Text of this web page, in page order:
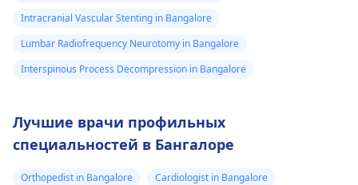
Intracranial Vascular Stenting in Bangalore
Lumbar Radiofrequency Neurotomy in Bangalore
Interspinous Process Decompression in Bangalore
Лучшие врачи профильных
специальностей в Бангалоре
Orthopedist in Bangalore
Cardiologist in Bangalore